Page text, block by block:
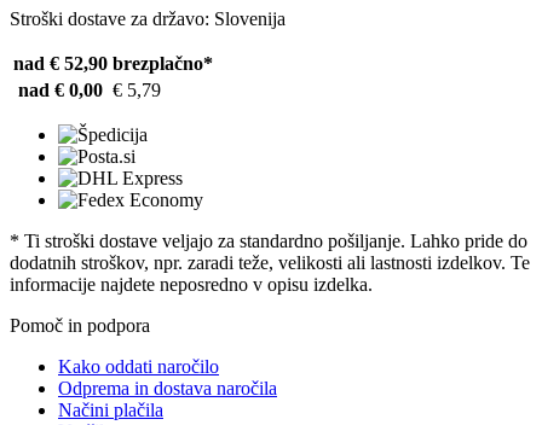
Stroški dostave za državo: Slovenija
nad € 52,90 brezplačno*
nad € 0,00 € 5,79
* Ti stroški dostave veljajo za standardno pošiljanje. Lahko pride do
dodatnih stroškov, npr. zaradi teže, velikosti ali lastnosti izdelkov. Te
informacije najdete neposredno v opisu izdelka.
Pomoč in podpora
Kako oddati naročilo
Odprema in dostava naročila
Načini plačila